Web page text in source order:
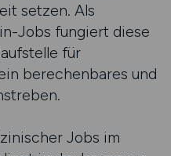
setzen. Als
Jobs fungiert diese
für
berechenbares und
Jobs im